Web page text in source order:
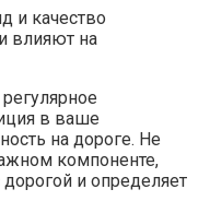
и качество
влияют на
в ваше
на дороге. Не
компоненте,
и определяет